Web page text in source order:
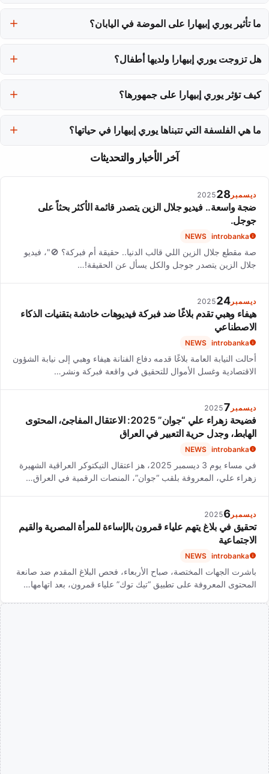
وAneCan، بالإضافة إلى مشاركتها في دراما تلفزيونية وأفلام، مما عزز
ما تأثير يوري إبيهارا على الموضة في اليابان؟
حيث جذبت جمهورًا متنوعًا من فئات عمرية مختلفة بفضل أسلوبها الفريد
هل تزوجت يوري إبيهارا ولديها أطفال؟
ابن وابنة، مما ساعدها على التوازن بين حياتها المهنية والأمومة.
كيف تؤثر يوري إبيهارا على جمهورها؟
في العمل على تحسين الذات مثالًا يحتذي به، مما جعلها رمزًا في عالم
ما هي الفلسفة التي تتبناها يوري إبيهارا في حياتها؟
تتبنى يوري إبيهارا فلسفة تحث على العمل على تحسين الذات، حيث قالت:
'إذا لم يراني أحدهم جذابة، أريد أن أعرف لماذا، وسأعمل على ذلك
آخر الأخبار والتحديثات
ديسمبر 28
2025
ضجة واسعة.. فيديو جلال الزين يتصدر قائمة الأكثر بحثاً على
جوجل.
introbanka
NEWS
صة مقطع جلال الزين اللي قالب الدنيا.. حقيقة أم فبركة؟ 🚫"، فيديو
جلال الزين يتصدر جوجل والكل يسأل عن الحقيقة!…
ديسمبر 24
2025
هيفاء وهبي تقدم بلاغًا ضد فبركة فيديوهات خادشة بتقنيات الذكاء
الاصطناعي
introbanka
NEWS
أحالت النيابة العامة بلاغًا قدمه دفاع الفنانة هيفاء وهبي إلى نيابة الشؤون
الاقتصادية وغسل الأموال للتحقيق في واقعة فبركة ونشر…
ديسمبر 7
2025
فضيحة زهراء علي “جوان” 2025: الاعتقال المفاجئ، المحتوى
الهابط، وجدل حرية التعبير في العراق
introbanka
NEWS
في مساء يوم 3 ديسمبر 2025، هز اعتقال التيكتوكر العراقية الشهيرة
زهراء علي، المعروفة بلقب “جوان”، المنصات الرقمية في العراق…
ديسمبر 6
2025
تحقيق في بلاغ يتهم علياء قمرون بالإساءة للمرأة المصرية والقيم
الاجتماعية
introbanka
NEWS
باشرت الجهات المختصة، صباح الأربعاء، فحص البلاغ المقدم ضد صانعة
المحتوى المعروفة على تطبيق “تيك توك” علياء قمرون، بعد اتهامها…